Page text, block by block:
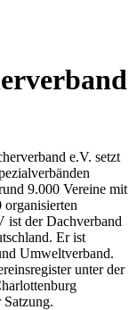
e.V. setzt
9.000 Vereine mit
organisierten
der Dachverband
Er ist
Umweltverband.
unter der
Satzung.